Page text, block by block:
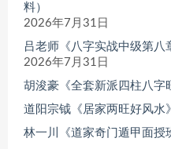
料）
2026年7月31日
吕老师《八字实战中级第
2026年7月31日
胡浚豪《全套新派四柱八字
道阳宗钺《居家两旺好风水
林一川《道家奇门遁甲面授